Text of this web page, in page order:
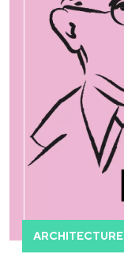
ARCHITECTURE